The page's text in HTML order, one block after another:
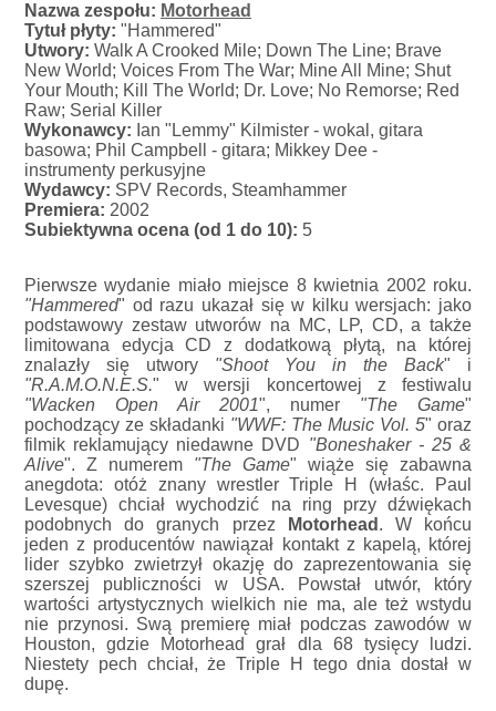
Nazwa zespołu: Motorhead
Tytuł płyty: "Hammered"
Utwory: Walk A Crooked Mile; Down The Line; Brave
New World; Voices From The War; Mine All Mine; Shut
Your Mouth; Kill The World; Dr. Love; No Remorse; Red
Raw; Serial Killer
Wykonawcy: Ian "Lemmy" Kilmister - wokal, gitara
basowa; Phil Campbell - gitara; Mikkey Dee -
instrumenty perkusyjne
Wydawcy: SPV Records, Steamhammer
Premiera: 2002
Subiektywna ocena (od 1 do 10): 5
Pierwsze wydanie miało miejsce 8 kwietnia 2002 roku.
"Hammered" od razu ukazał się w kilku wersjach: jako
podstawowy zestaw utworów na MC, LP, CD, a także
limitowana edycja CD z dodatkową płytą, na której
znalazły się utwory "Shoot You in the Back" i
"R.A.M.O.N.E.S." w wersji koncertowej z festiwalu
"Wacken Open Air 2001", numer "The Game"
pochodzący ze składanki "WWF: The Music Vol. 5" oraz
filmik reklamujący niedawne DVD "Boneshaker - 25 &
Alive". Z numerem "The Game" wiąże się zabawna
anegdota: otóż znany wrestler Triple H (właśc. Paul
Levesque) chciał wychodzić na ring przy dźwiękach
podobnych do granych przez
Motorhead . W końcu
jeden z producentów nawiązał kontakt z kapelą, której
lider szybko zwietrzył okazję do zaprezentowania się
szerszej publiczności w USA. Powstał utwór, który
wartości artystycznych wielkich nie ma, ale też wstydu
nie przynosi. Swą premierę miał podczas zawodów w
Houston, gdzie Motorhead grał dla 68 tysięcy ludzi.
Niestety pech chciał, że Triple H tego dnia dostał w
dupę.